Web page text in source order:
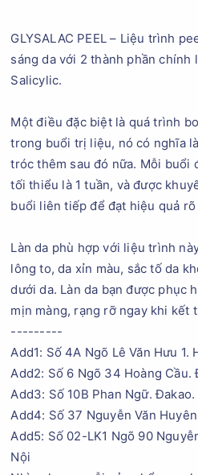
GLYSALAC PEEL – Liệu trình
sáng da với 2 thành phần chính
Salicylic.
Một điều đặc biệt là quá trình
trong buổi trị liệu, nó có nghĩa
tróc thêm sau đó nữa. Mỗi buổi
tối thiểu là 1 tuần, và được
buổi liên tiếp để đạt hiệu quả
Làn da phù hợp với liệu trình
lông to, da xỉn màu, sắc tố da
dưới da. Làn da bạn được phục
mịn màng, rạng rỡ ngay khi kết
---------
Add1: Số 4A Ngõ Lê Văn Hưu 1.
Add2: Số 6 Ngõ 34 Hoàng Cầu.
Add3: Số 10B Phan Ngữ. Đakao.
Add4: Số 37 Nguyễn Văn
Add5: Số 02-LK1 Ngõ 90
Nội